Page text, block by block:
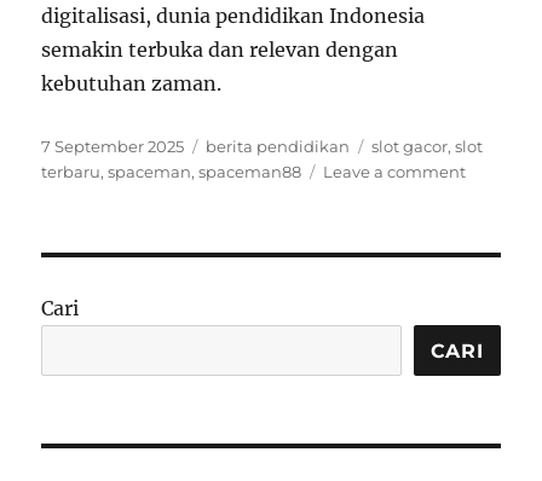
digitalisasi, dunia pendidikan Indonesia
semakin terbuka dan relevan dengan
kebutuhan zaman.
Posted
on
7 September 2025 Categories
berita pendidikan Tags
slot gacor,slot
terbaru,spaceman,spaceman88 Leave a commenton
Cari
CARI